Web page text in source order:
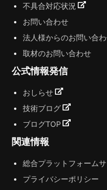
不具合対応状況
お問い合わせ
法人様からのお問い合
取材のお問い合わせ
公式情報発信
おしらせ
技術ブログ
ブログTOP
関連情報
総合プラットフォーム
プライバシーポリシー